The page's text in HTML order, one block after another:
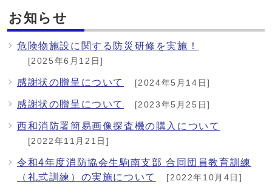
お知らせ
危険物施設に関する防災研修を実施！
[2025年6月12日]
感謝状の贈呈について [2024年5月14日]
感謝状の贈呈について [2023年5月25日]
西和消防署簡易画像探査機の購入について
[2022年11月21日]
令和4年度消防協会生駒南支部 合同団員教育訓練
（礼式訓練）の実施について
[2022年10月4日]